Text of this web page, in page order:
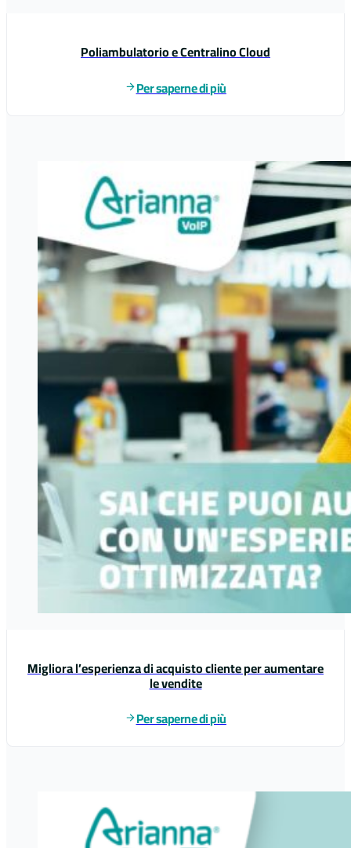
Poliambulatorio e Centralino Cloud
Per saperne di più
Migliora l’esperienza di acquisto cliente per aumentare
le vendite
Per saperne di più